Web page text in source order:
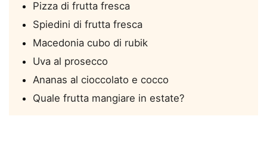
Pizza di frutta fresca
Spiedini di frutta fresca
Macedonia cubo di rubik
Uva al prosecco
Ananas al cioccolato e cocco
Quale frutta mangiare in estate?